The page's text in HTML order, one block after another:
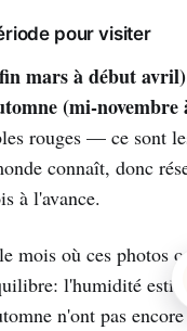
pour visiter
mars à début avril)
(mi-novembre
rouges — ce sont
connaît, donc
à l'avance.
mois où ces photos
l'humidité
n'ont pas